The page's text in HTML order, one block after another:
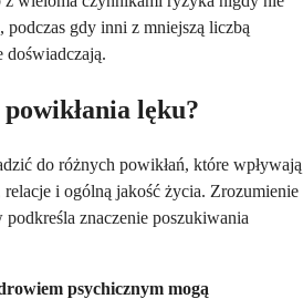
gdy inni z mniejszą liczbą
lęku?
do różnych powikłań, które wpływają
i ogólną jakość życia. Zrozumienie
znaczenie poszukiwania
psychicznym mogą